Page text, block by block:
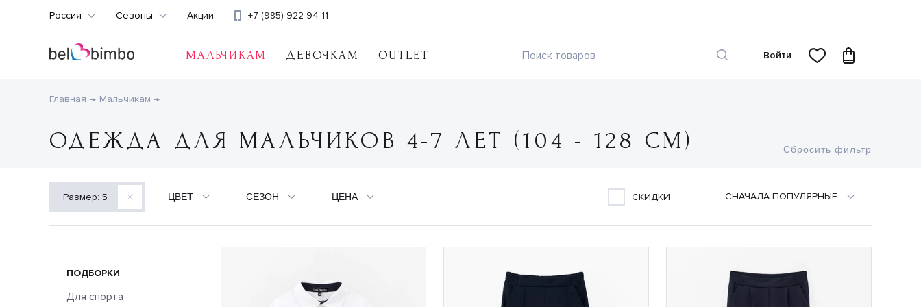
МАЛЬЧИКАМ ДЕВОЧКАМ OUTLET
+7 (985) 922-94-11
Россия Сезоны Акции
Войти
Главная Мальчикам
ОДЕЖДА ДЛЯ МАЛЬЧИКОВ 4-7 ЛЕТ (104 - 128 СМ)
CНАЧАЛА ПОПУЛЯРНЫЕ
Сбросить фильтр
Размер: 5 ЦВЕТ СЕЗОН ЦЕНА СКИДКИ
ПОДБОРКИ
Для спорта